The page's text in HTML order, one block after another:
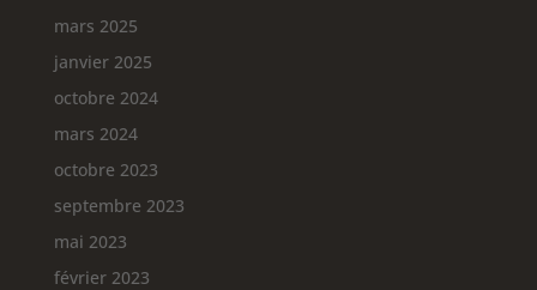
mars 2025
janvier 2025
octobre 2024
mars 2024
octobre 2023
septembre 2023
mai 2023
février 2023